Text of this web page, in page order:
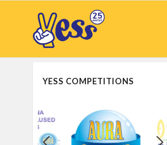
YESS COMPETITIONS